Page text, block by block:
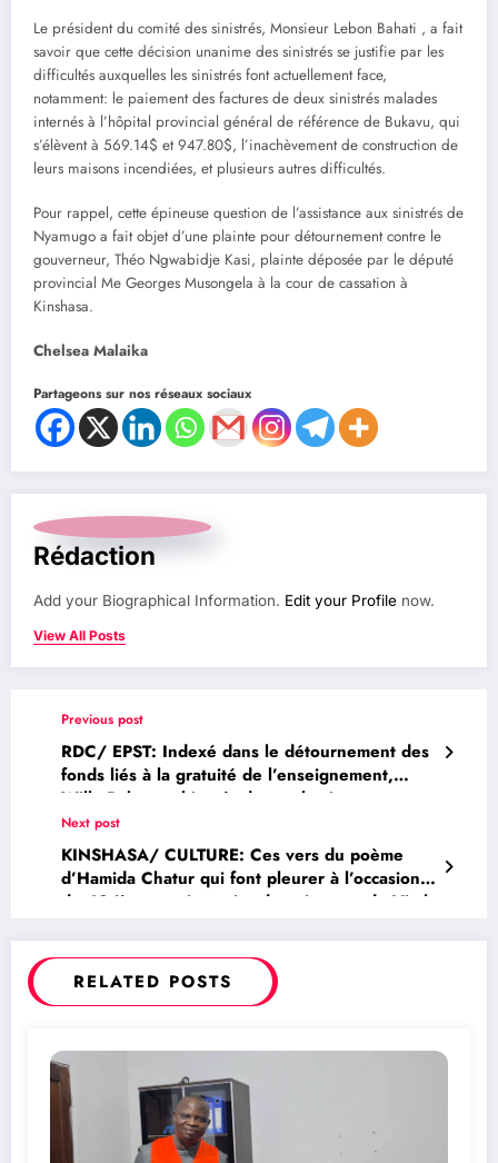
Le président du comité des sinistrés, Monsieur Lebon Bahati , a fait
savoir que cette décision unanime des sinistrés se justifie par les
difficultés auxquelles les sinistrés font actuellement face,
notamment: le paiement des factures de deux sinistrés malades
internés à l’hôpital provincial général de référence de Bukavu, qui
s’élèvent à 569.14$ et 947.80$, l’inachèvement de construction de
leurs maisons incendiées, et plusieurs autres difficultés.
Pour rappel, cette épineuse question de l’assistance aux sinistrés de
Nyamugo a fait objet d’une plainte pour détournement contre le
gouverneur, Théo Ngwabidje Kasi, plainte déposée par le député
provincial Me Georges Musongela à la cour de cassation à
Kinshasa.
Chelsea Malaika
Partageons sur nos réseaux sociaux
Rédaction
Add your Biographical Information. Edit your Profile now.
View All Posts
Previous post
RDC/ EPST: Indexé dans le détournement des
fonds liés à la gratuité de l’enseignement,
Willy Bakonga bientôt devant les juges
Next post
KINSHASA/ CULTURE: Ces vers du poème
d’Hamida Chatur qui font pleurer à l’occasion
du 62 ième anniversaire de naissance de Vital
RELATED POSTS